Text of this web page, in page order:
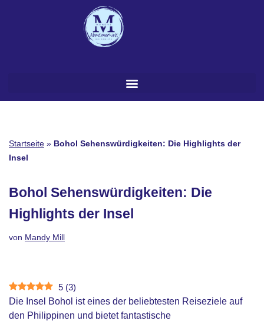
Startseite » Bohol Sehenswürdigkeiten: Die Highlights der
Insel
Bohol Sehenswürdigkeiten: Die
Highlights der Insel
von Mandy Mill
5 (3)
Die Insel Bohol ist eines der beliebtesten Reiseziele auf
den Philippinen und bietet fantastische